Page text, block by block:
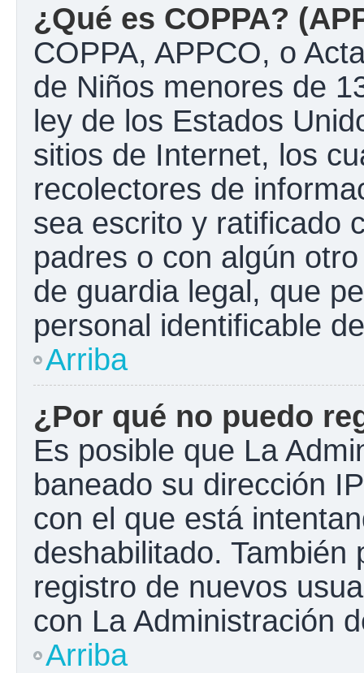
¿Qué es COPPA?
COPPA, APPCO, o
de Niños menores de
ley de los Estados
sitios de Internet, los
recolectores de
sea escrito y ratificado
padres o con algún
de guardia legal, que
personal identificable
Arriba
¿Por qué no puedo
Es posible que La
baneado su dirección
con el que está
deshabilitado.
registro de nuevos
con La Administración
Arriba